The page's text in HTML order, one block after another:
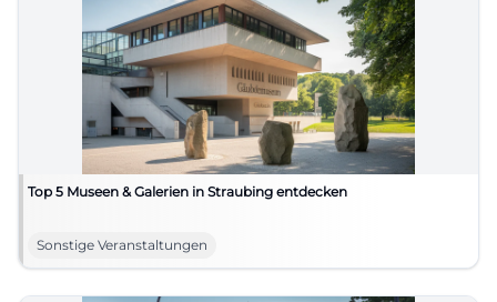
Top 5 Museen & Galerien in Straubing entdecken
Sonstige Veranstaltungen